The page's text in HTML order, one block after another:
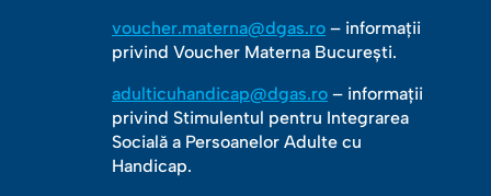
voucher.materna@dgas.ro– informații
privind Voucher Materna București.
adulticuhandicap@dgas.ro– informații
privind Stimulentul pentru Integrarea
Socială a Persoanelor Adulte cu
Handicap.